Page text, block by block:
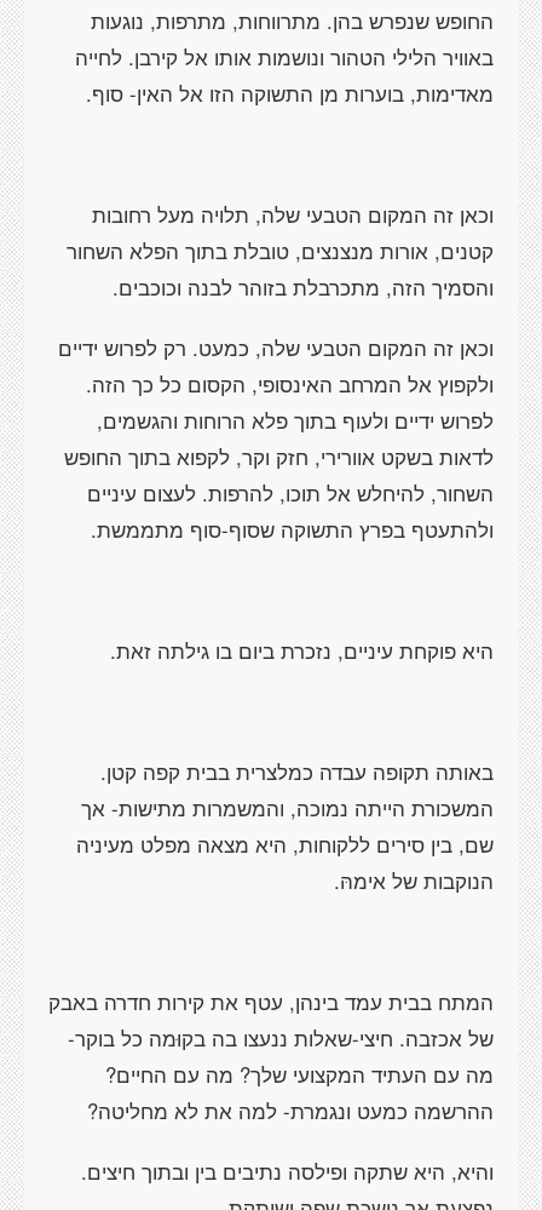
החופש שנפרש בהן. מתרווחות, מתרפות, נוגעות
באוויר הלילי הטהור ונושמות אותו אל קירבן. לחייה
מאדימות, בוערות מן התשוקה הזו אל האין- סוף.
וכאן זה המקום הטבעי שלה, תלויה מעל רחובות
קטנים, אורות מנצנצים, טובלת בתוך הפלא השחור
והסמיך הזה, מתכרבלת בזוהר לבנה וכוכבים.
וכאן זה המקום הטבעי שלה, כמעט. רק לפרוש ידיים
ולקפוץ אל המרחב האינסופי, הקסום כל כך הזה.
לפרוש ידיים ולעוף בתוך פלא הרוחות והגשמים,
לדאות בשקט אוורירי, חזק וקר, לקפוא בתוך החופש
השחור, להיחלש אל תוכו, להרפות. לעצום עיניים
ולהתעטף בפרץ התשוקה שסוף-סוף מתממשת.
היא פוקחת עיניים, נזכרת ביום בו גילתה זאת.
באותה תקופה עבדה כמלצרית בבית קפה קטן.
המשכורת הייתה נמוכה, והמשמרות מתישות- אך
שם, בין סירים ללקוחות, היא מצאה מפלט מעיניה
הנוקבות של אימהּ.
המתח בבית עמד בינהן, עטף את קירות חדרה באבק
של אכזבה. חיצי-שאלות ננעצו בה בקוּמה כל בוקר-
מה עם העתיד המקצועי שלך? מה עם החיים?
ההרשמה כמעט ונגמרת- למה את לא מחליטה?
והיא, היא שתקה ופילסה נתיבים בין ובתוך חיצים.